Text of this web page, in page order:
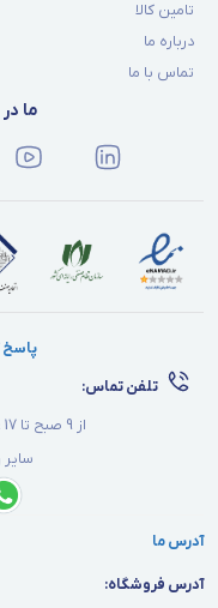
تامین کالا
درباره ما
تماس با ما
ما
تلفن تماس:
از 9 صبح تا 17 عصر بجز روزهای تعطیل
سایر
آدرس ما
آدرس فروشگاه: